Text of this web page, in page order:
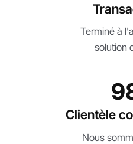
Terminé à
solution
Clientèle
Nous